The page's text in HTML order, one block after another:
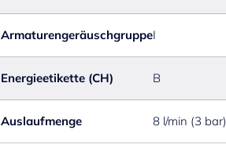
ArmaturengeräuschgruppeI
Energieetikette (CH) B
Auslaufmenge 8 l/min (3 bar)